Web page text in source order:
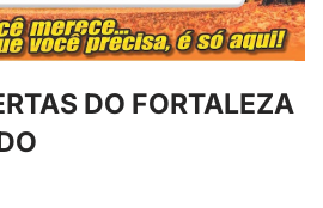
DO FORTALEZA